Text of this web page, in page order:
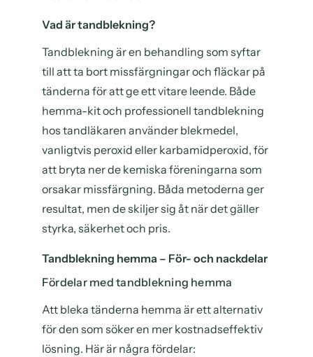
Vad är tandblekning?
Tandblekning är en behandling som syftar
till att ta bort missfärgningar och fläckar på
tänderna för att ge ett vitare leende. Både
hemma-kit och professionell tandblekning
hos tandläkaren använder blekmedel,
vanligtvis peroxid eller karbamidperoxid, för
att bryta ner de kemiska föreningarna som
orsakar missfärgning. Båda metoderna ger
resultat, men de skiljer sig åt när det gäller
styrka, säkerhet och pris.
Tandblekning hemma – För- och nackdelar
Fördelar med tandblekning hemma
Att bleka tänderna hemma är ett alternativ
för den som söker en mer kostnadseffektiv
lösning. Här är några fördelar: